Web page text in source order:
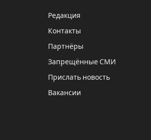
Редакция
Контакты
Партнёры
Запрещённые СМИ
Прислать новость
Вакансии